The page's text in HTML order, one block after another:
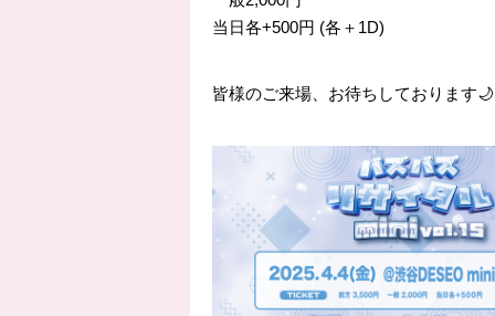
当日各+500円 (各＋1D)
皆様のご来場、お待ちしております